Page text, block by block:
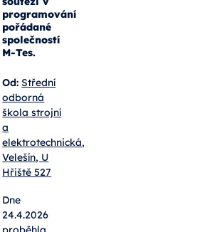
krajské
soutěži v
programování
pořádané
M-Tes.
Od: Střední
odborná
škola strojní
a
elektrotechnická,
Hřiště 527
Dne